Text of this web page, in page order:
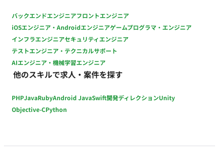
バックエンドエンジニアフロントエンジニア
iOSエンジニア・Androidエンジニアゲームプログラマ・エンジニア
インフラエンジニアセキュリティエンジニア
テストエンジニア・テクニカルサポート
AIエンジニア・機械学習エンジニア
他のスキルで求人・案件を探す
PHPJavaRubyAndroid JavaSwift開発ディレクションUnity
Objective-CPython